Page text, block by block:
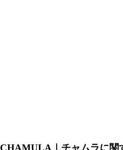
CHAMULA｜チャムラに関